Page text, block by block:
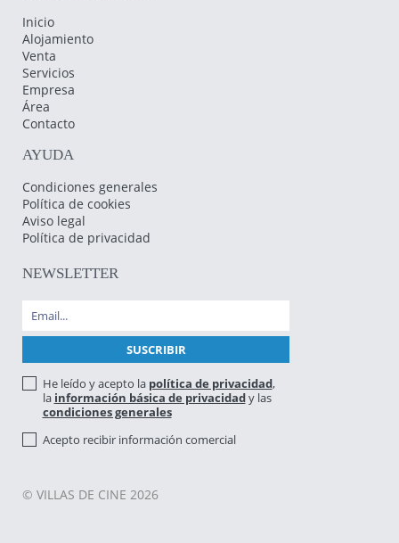
Inicio
Alojamiento
Venta
Servicios
Empresa
Área
Contacto
AYUDA
Condiciones generales
Política de cookies
Aviso legal
Política de privacidad
NEWSLETTER
He leído y acepto la política de privacidad,
la información básica de privacidady las
condiciones generales
Acepto recibir información comercial
© VILLAS DE CINE 2026